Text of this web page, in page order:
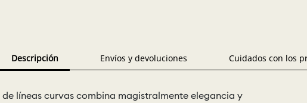
Descripción Envíos y devoluciones Cuidados con los
de líneas curvas combina magistralmente elegancia y